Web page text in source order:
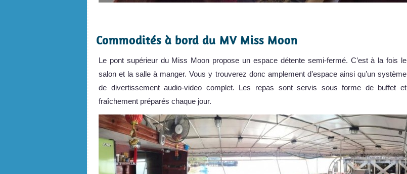
Commodités à bord du MV Miss Moon
Le pont supérieur du Miss Moon propose un espace détente semi-fermé. C’est à la fois le
salon et la salle à manger. Vous y trouverez donc amplement d’espace ainsi qu’un système
de divertissement audio-video complet. Les repas sont servis sous forme de buffet et
fraîchement préparés chaque jour.